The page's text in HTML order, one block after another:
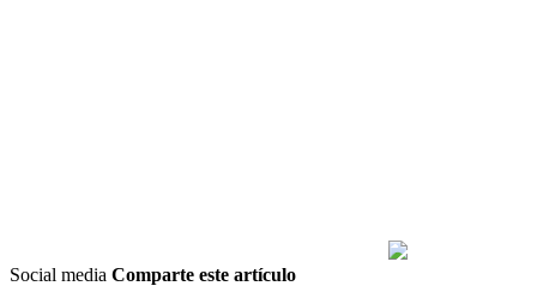
Social media Comparte este artículo